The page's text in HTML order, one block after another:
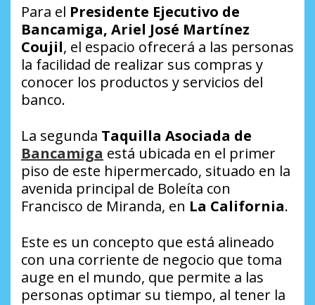
Para el Presidente Ejecutivo de
Bancamiga, Ariel José Martínez
Coujil, el espacio ofrecerá a las personas
la facilidad de realizar sus compras y
conocer los productos y servicios del
banco.
La segunda Taquilla Asociada de
Bancamiga está ubicada en el primer
piso de este hipermercado, situado en la
avenida principal de Boleíta con
Francisco de Miranda, en La California.
Este es un concepto que está alineado
con una corriente de negocio que toma
auge en el mundo, que permite a las
personas optimar su tiempo, al tener la